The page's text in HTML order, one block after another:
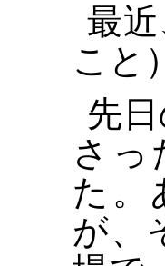
最
こと
先
さっ
た。
が、